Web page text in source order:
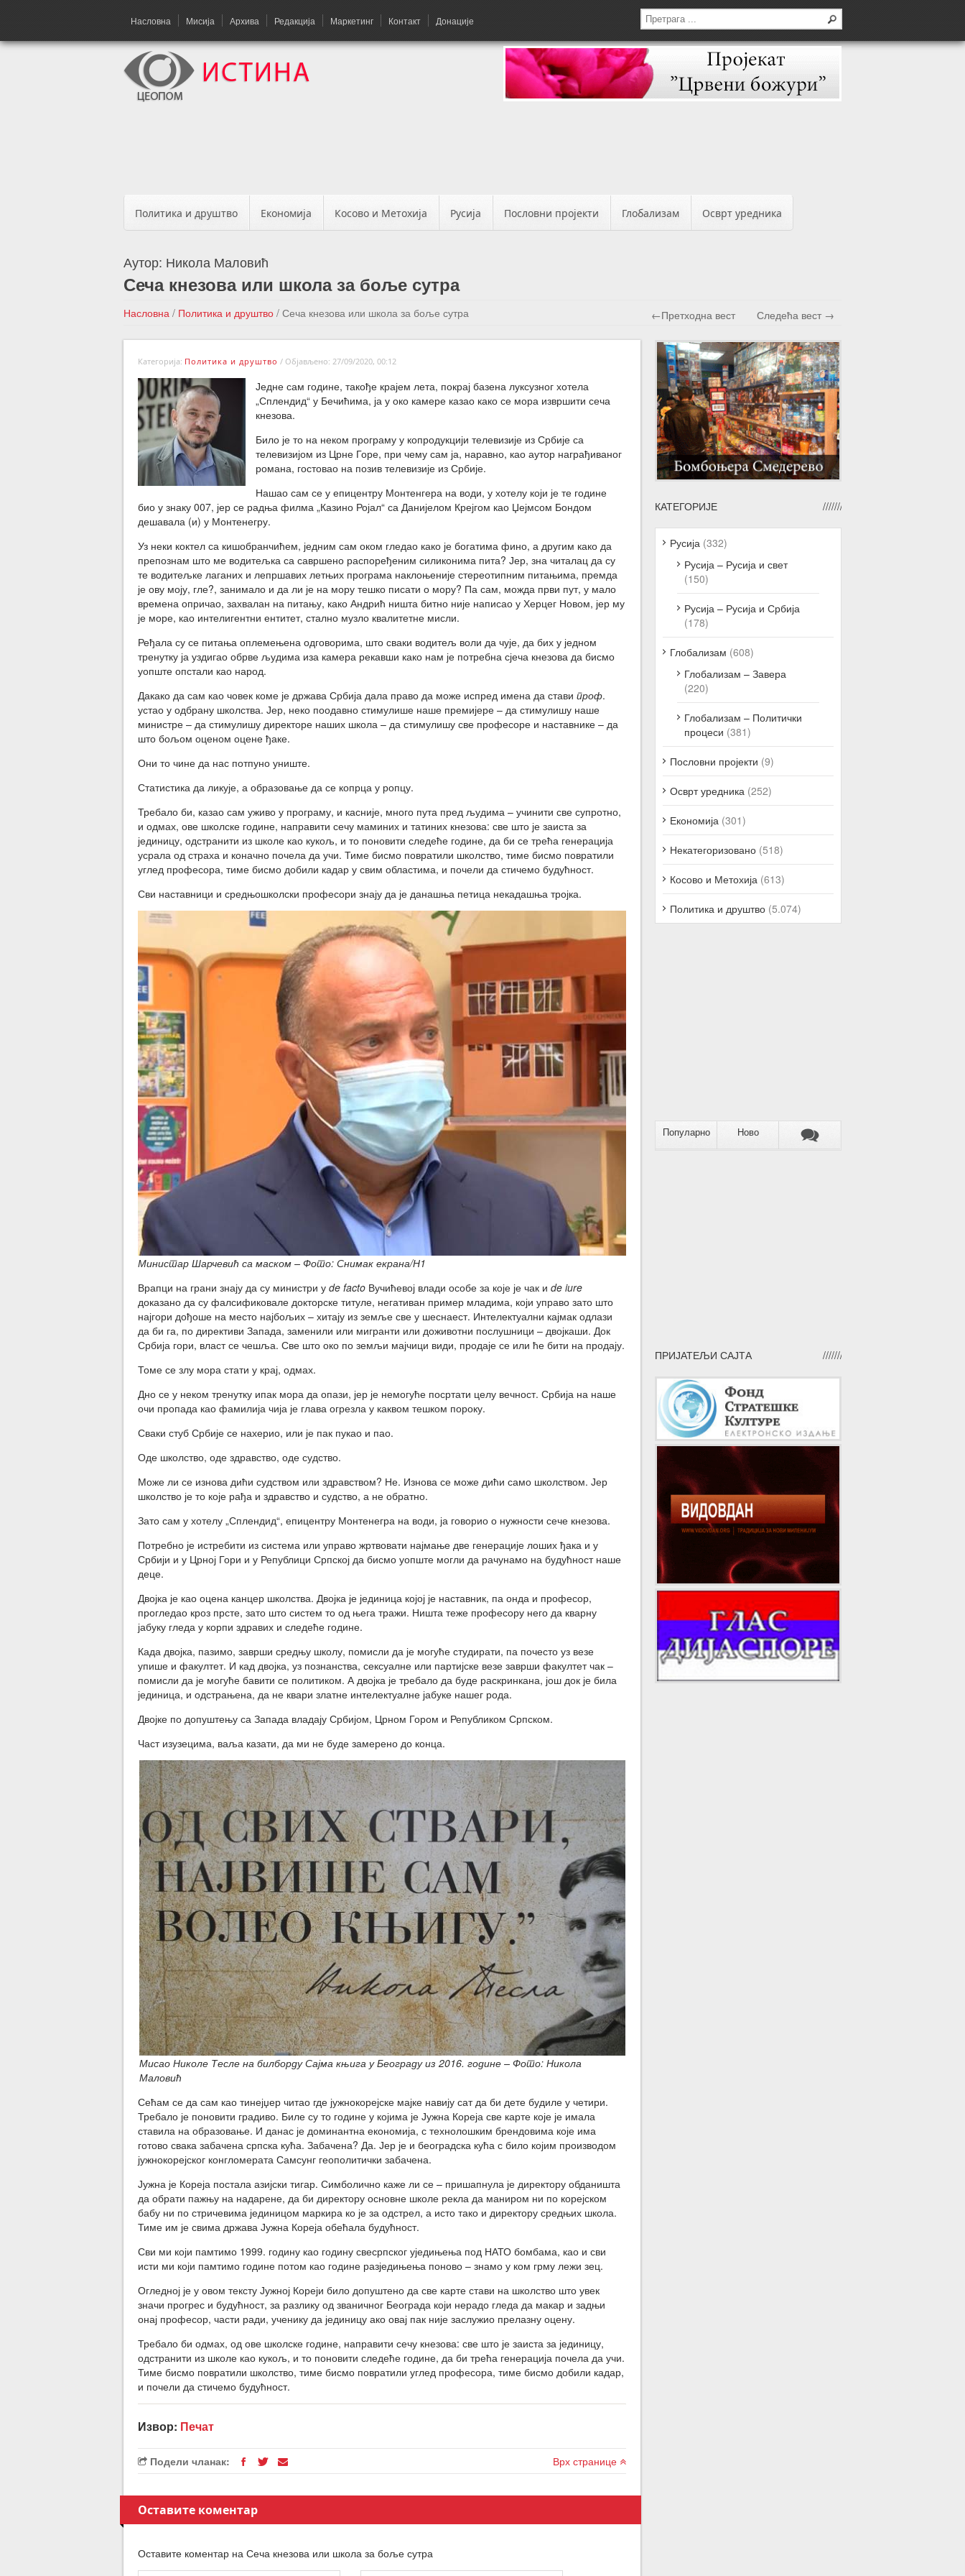
Насловна Мисија Архива Редакција Маркетинг Контакт Донације
Политика и друштво Економија Косово и Метохија Русија Пословни пројекти Глобализам Осврт уредника
Аутор: Никола Маловић
Сеча кнезова или школа за боље сутра
Насловна / Политика и друштво / Сеча кнезова или школа за боље сутра ←Претходна вест Следећа вест →
Категорија: Политика и друштво / Објављено: 27/09/2020, 00:12
Једне сам године, такође крајем лета, покрај базена луксузног хотела
„Сплендид“ у Бечићима, ја у око камере казао како се мора извршити сеча
кнезова.
Било је то на неком програму у копродукцији телевизије из Србије са
телевизијом из Црне Горе, при чему сам ја, наравно, као аутор награђиваног
романа, гостовао на позив телевизије из Србије.
Нашао сам се у епицентру Монтенгера на води, у хотелу који је те године
био у знаку 007, јер се радња филма „Казино Ројал“ са Данијелом Крејгом као Џејмсом Бондом
дешавала (и) у Монтенегру.
Уз неки коктел са кишобранчићем, једним сам оком гледао како је богатима фино, а другим како да
препознам што ме водитељка са савршено распоређеним силиконима пита? Јер, зна читалац да су
те водитељке лаганих и лепршавих летњих програма наклоњеније стереотипним питањима, премда
је ову моју, гле?, занимало и да ли је на мору тешко писати о мору? Па сам, можда први пут, у мало
времена опричао, захвалан на питању, како Андрић ништа битно није написао у Херцег Новом, јер му
је море, као интелигентни ентитет, стално музло квалитетне мисли.
Ређала су се питања оплемењена одговорима, што сваки водитељ воли да чује, да бих у једном
тренутку ја уздигао обрве људима иза камера рекавши како нам је потребна сјеча кнезова да бисмо
уопште опстали као народ.
Дакако да сам као човек коме је држава Србија дала право да може испред имена да стави проф.
устао у одбрану школства. Јер, неко поодавно стимулише наше премијере – да стимулишу наше
министре – да стимулишу директоре наших школа – да стимулишу све професоре и наставнике – да
што бољом оценом оцене ђаке.
Они то чине да нас потпуно униште.
Статистика да ликује, а образовање да се копрца у ропцу.
Требало би, казао сам уживо у програму, и касније, много пута пред људима – учинити све супротно,
и одмах, ове школске године, направити сечу маминих и татиних кнезова: све што је заиста за
јединицу, одстранити из школе као кукољ, и то поновити следеће године, да би се трећа генерација
усрала од страха и коначно почела да учи. Тиме бисмо повратили школство, тиме бисмо повратили
углед професора, тиме бисмо добили кадар у свим областима, и почели да стичемо будућност.
Сви наставници и средњошколски професори знају да је данашња петица некадашња тројка.
Министар Шарчевић са маском – Фото: Снимак екрана/Н1
Врапци на грани знају да су министри у de facto Вучићевој влади особе за које је чак и de iure
доказано да су фалсификовале докторске титуле, негативан пример младима, који управо зато што
најгори дођоше на место најбољих – хитају из земље све у шеснаест. Интелектуални кајмак одлази
да би га, по директиви Запада, заменили или мигранти или доживотни послушници – двојкаши. Док
Србија гори, власт се чешља. Све што око по земљи мајчици види, продаје се или ће бити на продају.
Томе се злу мора стати у крај, одмах.
Дно се у неком тренутку ипак мора да опази, јер је немогуће посртати целу вечност. Србија на наше
очи пропада као фамилија чија је глава огрезла у каквом тешком пороку.
Сваки стуб Србије се нахерио, или је пак пукао и пао.
Оде школство, оде здравство, оде судство.
Може ли се изнова дићи судством или здравством? Не. Изнова се може дићи само школством. Јер
школство је то које рађа и здравство и судство, а не обратно.
Зато сам у хотелу „Сплендид“, епицентру Монтенегра на води, ја говорио о нужности сече кнезова.
Потребно је истребити из система или управо жртвовати најмање две генерације лоших ђака и у
Србији и у Црној Гори и у Републици Српској да бисмо уопште могли да рачунамо на будућност наше
деце.
Двојка је као оцена канцер школства. Двојка је јединица којој је наставник, па онда и професор,
прогледао кроз прсте, зато што систем то од њега тражи. Ништа теже професору него да кварну
јабуку гледа у корпи здравих и следеће године.
Када двојка, пазимо, заврши средњу школу, помисли да је могуће студирати, па почесто уз везе
упише и факултет. И кад двојка, уз познанства, сексуалне или партијске везе заврши факултет чак –
помисли да је могуће бавити се политиком. А двојка је требало да буде раскринкана, још док је била
јединица, и одстрањена, да не квари златне интелектуалне јабуке нашег рода.
Двојке по допуштењу са Запада владају Србијом, Црном Гором и Републиком Српском.
Част изузецима, ваља казати, да ми не буде замерено до конца.
Мисао Николе Тесле на билборду Сајма књига у Београду из 2016. године – Фото: Никола
Маловић
Сећам се да сам као тинејџер читао где јужнокорејске мајке навију сат да би дете будиле у четири.
Требало је поновити градиво. Биле су то године у којима је Јужна Кореја све карте које је имала
ставила на образовање. И данас је доминантна економија, с технолошким брендовима које има
готово свака забачена српска кућа. Забачена? Да. Јер је и београдска кућа с било којим производом
јужнокорејског конгломерата Самсунг геополитички забачена.
Јужна је Кореја постала азијски тигар. Симболично каже ли се – пришапнула је директору обданишта
да обрати пажњу на надарене, да би директору основне школе рекла да маниром ни по корејском
бабу ни по стричевима јединицом маркира ко је за одстрел, а исто тако и директору средњих школа.
Тиме им је свима држава Јужна Кореја обећала будућност.
Сви ми који памтимо 1999. годину као годину свесрпског уједињења под НАТО бомбама, као и сви
исти ми који памтимо године потом као године разједињења поново – знамо у ком грму лежи зец.
Огледној је у овом тексту Јужној Кореји било допуштено да све карте стави на школство што увек
значи прогрес и будућност, за разлику од званичног Београда који нерадо гледа да макар и задњи
онај професор, части ради, ученику да јединицу ако овај пак није заслужио прелазну оцену.
Требало би одмах, од ове школске године, направити сечу кнезова: све што је заиста за јединицу,
одстранити из школе као кукољ, и то поновити следеће године, да би трећа генерација почела да учи.
Тиме бисмо повратили школство, тиме бисмо повратили углед професора, тиме бисмо добили кадар,
и почели да стичемо будућност.
Извор: Печат
Подели чланак: Врх странице
Оставите коментар
Оставите коментар на Сеча кнезова или школа за боље сутра
КАТЕГОРИЈЕ
Русија (332)
Русија – Русија и свет
(150)
Русија – Русија и Србија
(178)
Глобализам (608)
Глобализам – Завера
(220)
Глобализам – Политички
процеси (381)
Пословни пројекти (9)
Осврт уредника (252)
Економија (301)
Некатегоризовано (518)
Косово и Метохија (613)
Политика и друштво (5.074)
Популарно Ново
ПРИЈАТЕЉИ САЈТА